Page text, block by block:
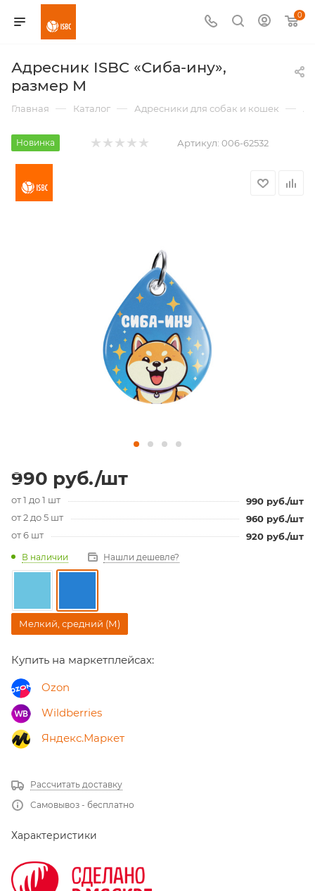
0
Адресник ISBC «Сиба-ину»,
размер M
Главная — Каталог — Адресники для собак и кошек —
Новинка Артикул: 006-62532
990 руб./шт
от 1 до 1 шт 990 руб./шт
от 2 до 5 шт
960 руб./шт
от 6 шт
920 руб./шт
В наличии Нашли дешевле?
Мелкий, средний (М)
Купить на маркетплейсах:
Ozon
Wildberries
Яндекс.Маркет
Рассчитать доставку
Самовывоз - бесплатно
Характеристики